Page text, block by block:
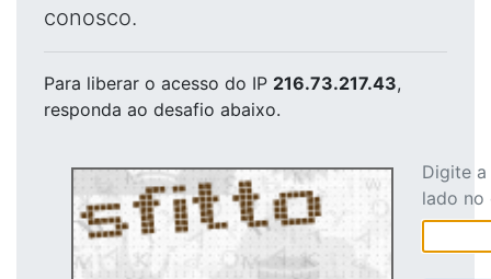
conosco.
Para liberar o acesso do IP 216.73.217.43,
responda ao desafio abaixo.
Digite
lado no